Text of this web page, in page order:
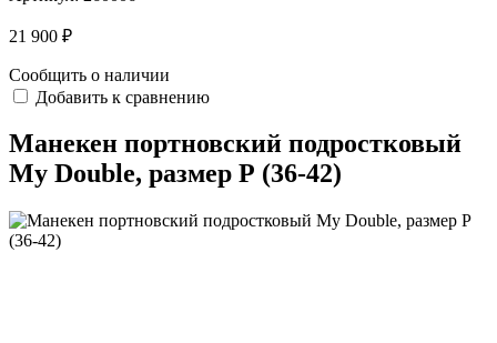
21 900 ₽
Сообщить о наличии
Добавить к сравнению
Манекен портновский подростковый
My Double, размер Р (36-42)